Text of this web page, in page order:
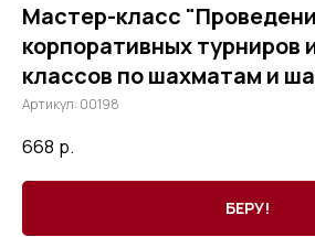
Мастер-класс
корпоративных турниров
классов по шахматам и
Артикул: 00198
668 р.
БЕРУ!